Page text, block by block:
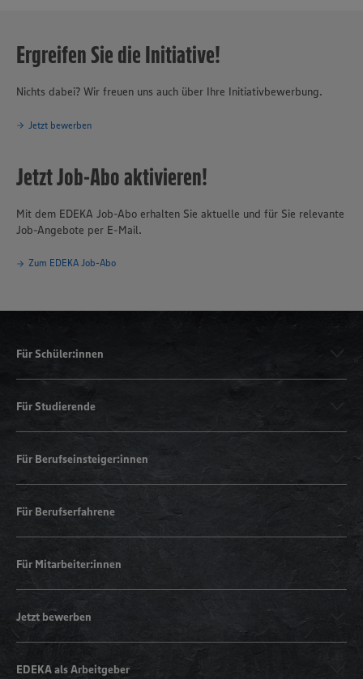
Ergreifen Sie die Initiative!
Nichts dabei? Wir freuen uns auch über Ihre Initiativbewerbung.
Jetzt bewerben
Jetzt Job-Abo aktivieren!
Mit dem EDEKA Job-Abo erhalten Sie aktuelle und für Sie relevante
Job-Angebote per E-Mail.
Zum EDEKA Job-Abo
Für Schüler:innen
Für Studierende
Für Berufseinsteiger:innen
Für Berufserfahrene
Für Mitarbeiter:innen
Jetzt bewerben
EDEKA als Arbeitgeber